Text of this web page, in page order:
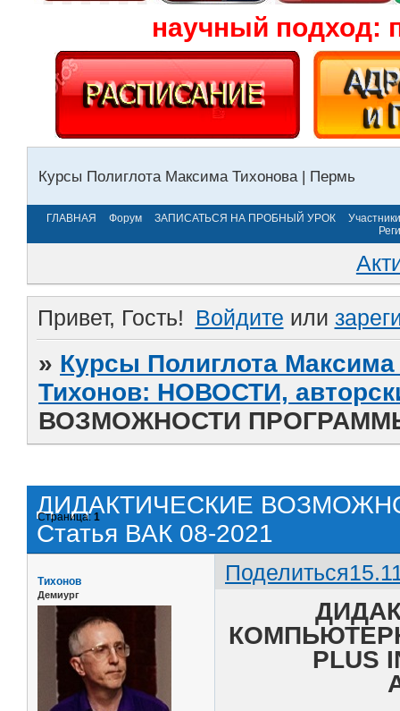
научный подход:
Курсы Полиглота Максима Тихонова | Пермь
ГЛАВНАЯ Форум ЗАПИСАТЬСЯ НА ПРОБНЫЙ УРОК
Участники
Привет, Гость! Войдите или
» Курсы Полиглота
Тихонов: НОВОСТИ,
ВОЗМОЖНОСТИ ПРОГРАММЫ
ДИДАКТИЧЕСКИЕ
Статья ВАК 08-2021
Страница:1
Поделиться
Тихонов
Демиург
PLUS